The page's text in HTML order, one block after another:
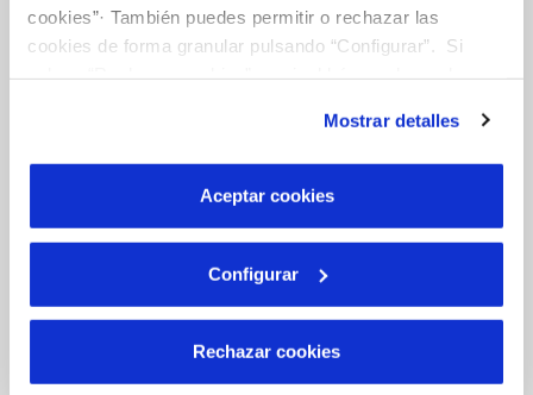
cookies”· También puedes permitir o rechazar las
cookies de forma granular pulsando “Configurar”. Si
son indispensables para que el sitio web funcione y que
por tanto no se pueden desactivar. Puedes consultar
más información en nuestraPolítica de Cookies
Mostrar detalles
Aceptar cookies
Configurar
Rechazar cookies
FACTURAS, PAGOS Y CONSUMOS
CONTRATOS
INCIDENCIAS
TODAS LAS GESTIONES
Tu Servicio